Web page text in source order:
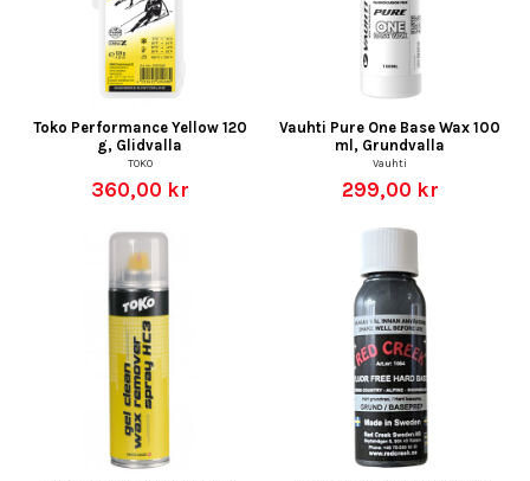
Toko Performance Yellow 120
g, Glidvalla
TOKO
360,00 kr
Vauhti Pure One Base Wax 100
ml, Grundvalla
Vauhti
299,00 kr